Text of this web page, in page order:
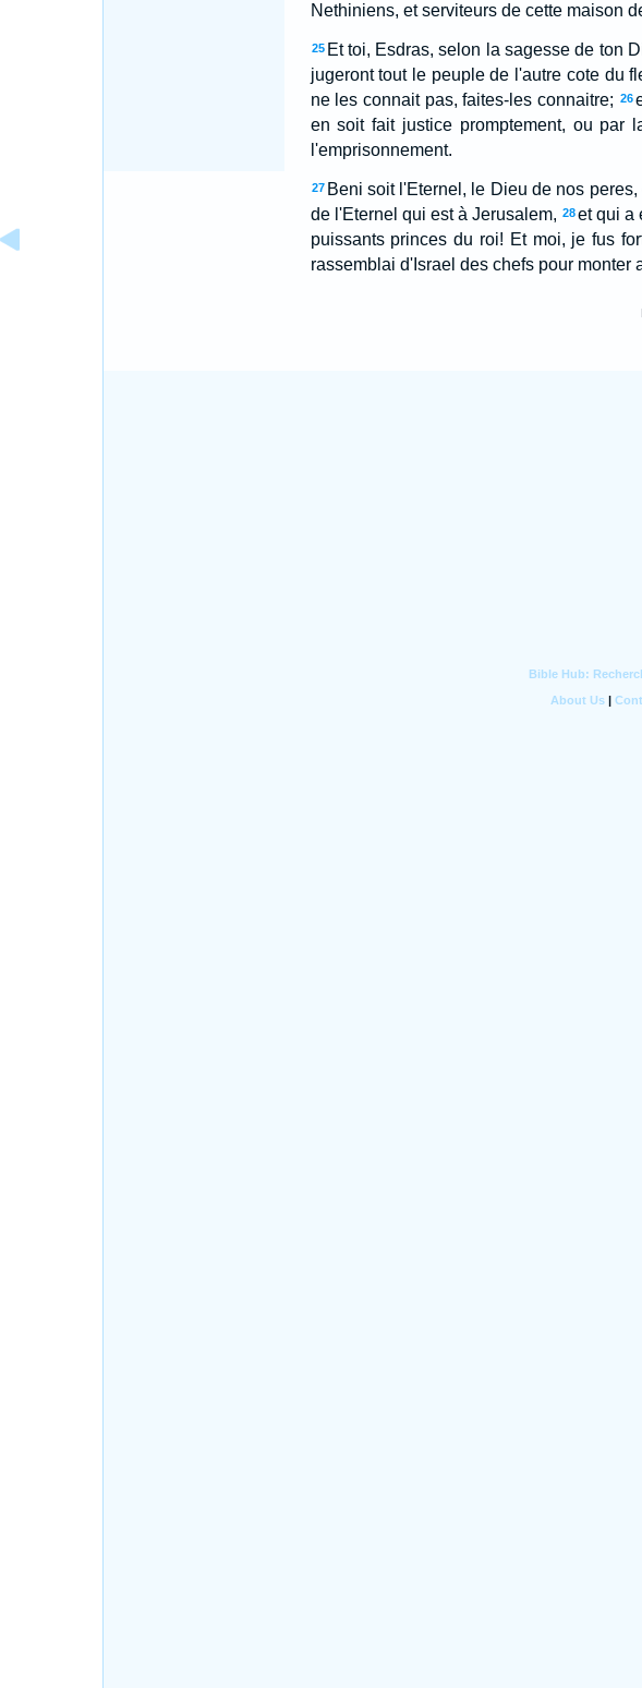
Nethiniens, et serviteurs de cette maison
25 Et toi, Esdras, selon la sagesse de ton
jugeront tout le peuple de l'autre cote du
ne les connait pas, faites-les connaitre; 26
en soit fait justice promptement, ou par
l'emprisonnement.
27 Beni soit l'Eternel, le Dieu de nos
de l'Eternel qui est à Jerusalem, 28et qui a
puissants princes du roi! Et moi, je fus
rassemblai d'Israel des chefs pour monter